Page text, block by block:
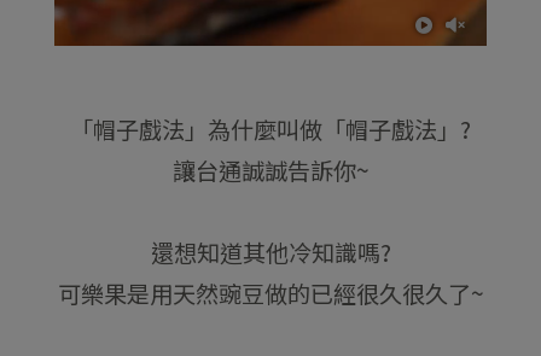
「帽子戲法」為什麼叫做「帽子戲法」?
讓台通誠誠告訴你~
還想知道其他冷知識嗎?
可樂果是用天然豌豆做的已經很久很久了~